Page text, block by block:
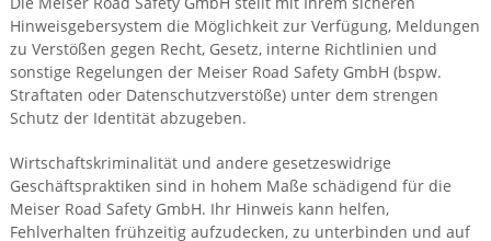
Hinweisgebersystem die Möglichkeit zur Verfügung, Meldungen
zu Verstößen gegen Recht, Gesetz, interne Richtlinien und
sonstige Regelungen der Meiser Road Safety GmbH (bspw.
Straftaten oder Datenschutzverstöße) unter dem strengen
Schutz der Identität abzugeben.
Wirtschaftskriminalität und andere gesetzeswidrige
Geschäftspraktiken sind in hohem Maße schädigend für die
Meiser Road Safety GmbH. Ihr Hinweis kann helfen,
Fehlverhalten frühzeitig aufzudecken, zu unterbinden und auf